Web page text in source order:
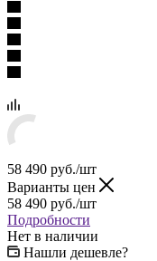
58 490 руб./шт
Варианты цен
58 490 руб./шт
Подробности
Нет в наличии
Нашли дешевле?